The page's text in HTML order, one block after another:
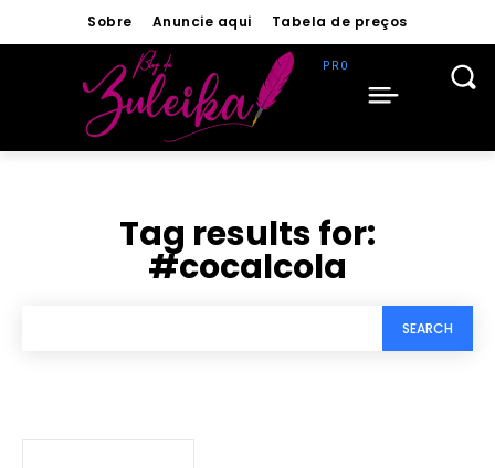
Sobre Anuncie aqui Tabela de preços
Tag results for:
#cocalcola
SEARCH